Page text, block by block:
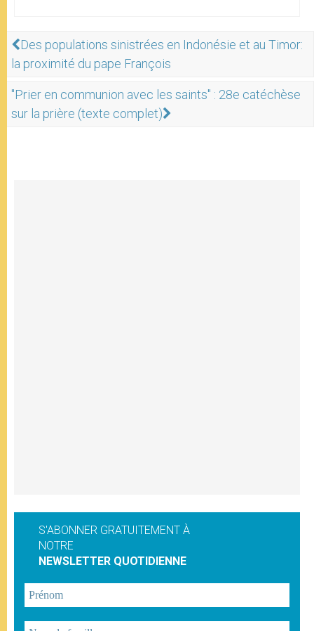
Des populations sinistrées en Indonésie et au Timor:
la proximité du pape François
"Prier en communion avec les saints" : 28e catéchèse
sur la prière (texte complet)
S'ABONNER GRATUITEMENT À
NOTRE
NEWSLETTER QUOTIDIENNE